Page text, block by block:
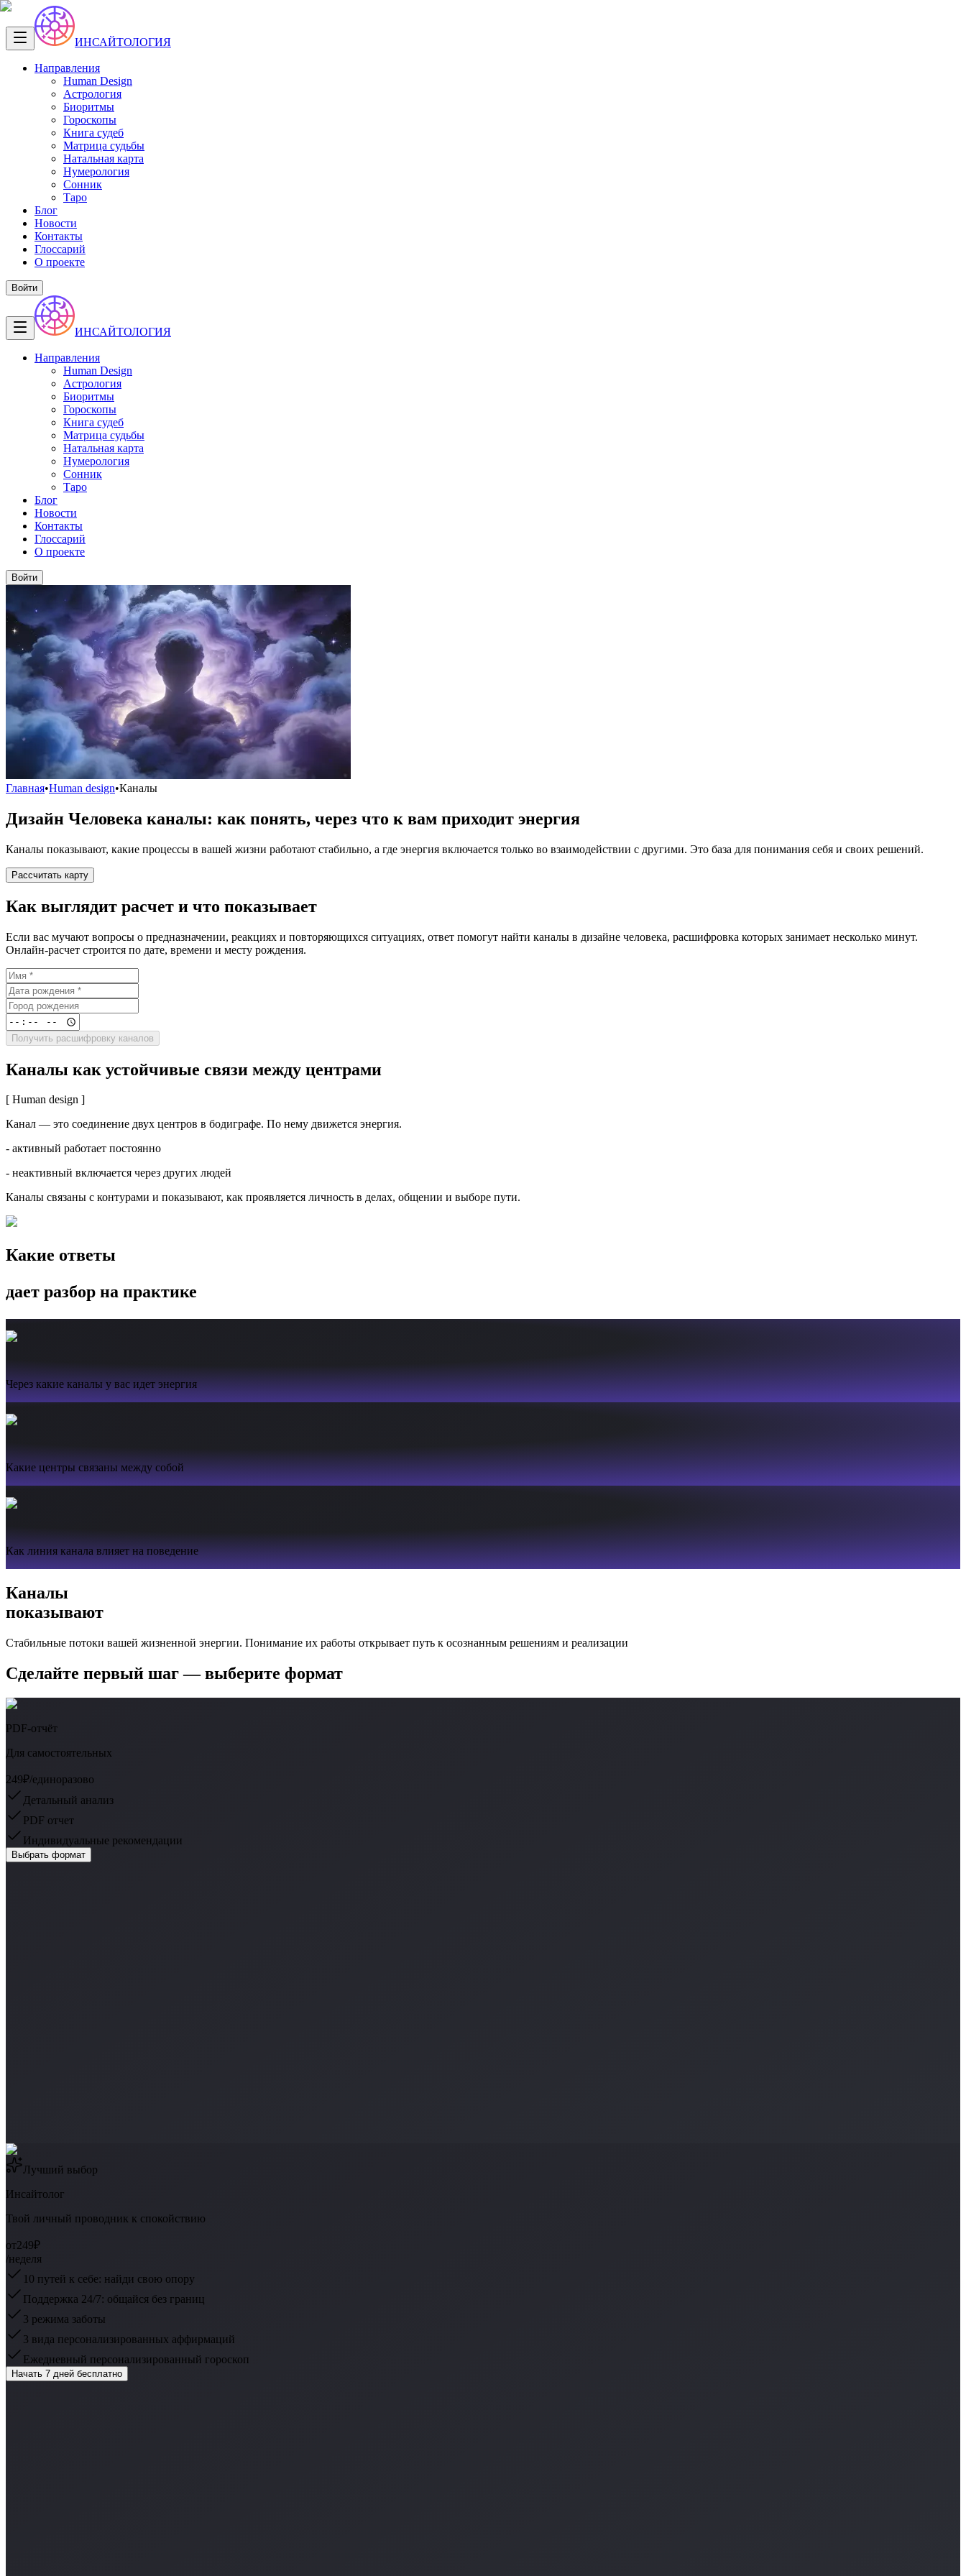
ИНСАЙТОЛОГИЯ
Направления
Human Design
Астрология
Биоритмы
Гороскопы
Книга судеб
Матрица судьбы
Натальная карта
Нумерология
Сонник
Таро
Блог
Новости
Контакты
Глоссарий
О проекте
Войти
ИНСАЙТОЛОГИЯ
Направления
Human Design
Астрология
Биоритмы
Гороскопы
Книга судеб
Матрица судьбы
Натальная карта
Нумерология
Сонник
Таро
Блог
Новости
Контакты
Глоссарий
О проекте
Войти
Главная•Human design•Каналы
Дизайн Человека каналы: как понять, через что к вам приходит энергия
Каналы показывают, какие процессы в вашей жизни работают стабильно, а где энергия включается только во взаимодействии с другими. Это база для понимания себя и своих решений.
Рассчитать карту
Как выглядит расчет и что показывает
Если вас мучают вопросы о предназначении, реакциях и повторяющихся ситуациях, ответ помогут найти каналы в дизайне человека, расшифровка которых занимает несколько минут.
Онлайн-расчет строится по дате, времени и месту рождения.
Получить расшифровку каналов
Каналы как устойчивые связи между центрами
[ Human design ]
Канал — это соединение двух центров в бодиграфе. По нему движется энергия.
- активный работает постоянно
- неактивный включается через других людей
Каналы связаны с контурами и показывают, как проявляется личность в делах, общении и выборе пути.
Какие ответы
дает разбор на практике
Через какие каналы у вас идет энергия
Какие центры связаны между собой
Как линия канала влияет на поведение
Каналы
показывают
Стабильные потоки вашей жизненной энергии. Понимание их работы открывает путь к осознанным решениям и реализации
Сделайте первый шаг — выберите формат
PDF-отчёт
Для самостоятельных
249₽/единоразово
Детальный анализ
PDF отчет
Индивидуальные рекомендации
Выбрать формат
Лучший выбор
Инсайтолог
Твой личный проводник к спокойствию
от249₽
/неделя
10 путей к себе: найди свою опору
Поддержка 24/7: общайся без границ
3 режима заботы
3 вида персонализированных аффирмаций
Ежедневный персонализированный гороскоп
Начать 7 дней бесплатно